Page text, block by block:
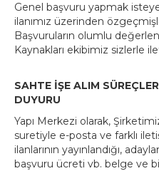
Genel başvuru yapmak
ilanımız üzerinden
Başvuruların olumlu
Kaynakları ekibimiz sizlerle
SAHTE İŞE ALIM
DUYURU
Yapı Merkezi olarak,
suretiyle e-posta ve farklı
ilanlarının yayınlandığı,
başvuru ücreti vb. belge ve